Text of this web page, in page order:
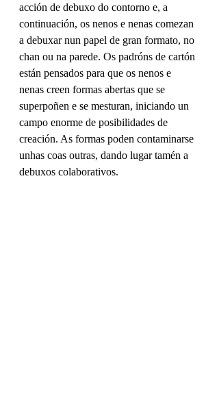
acción de debuxo do contorno e, a
continuación, os nenos e nenas comezan
a debuxar nun papel de gran formato, no
chan ou na parede. Os padróns de cartón
están pensados para que os nenos e
nenas creen formas abertas que se
superpoñen e se mesturan, iniciando un
campo enorme de posibilidades de
creación. As formas poden contaminarse
unhas coas outras, dando lugar tamén a
debuxos colaborativos.